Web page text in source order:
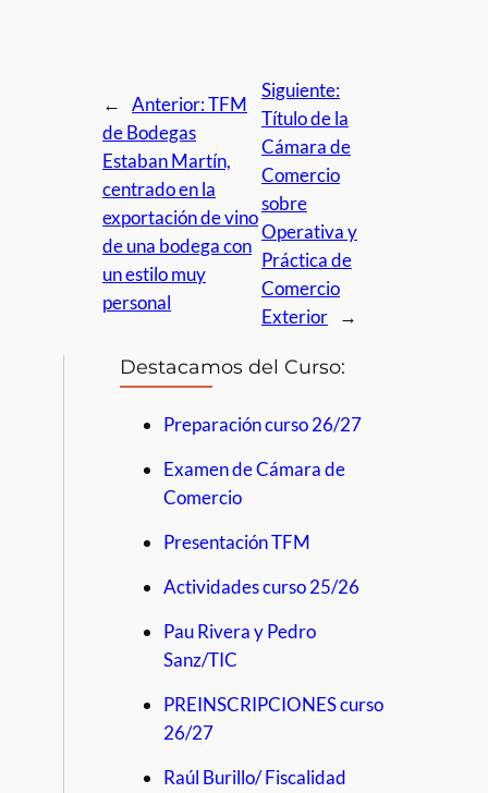
← Anterior:TFM
de Bodegas
Estaban Martín,
centrado en la
exportación de vino
de una bodega con
un estilo muy
personal
Siguiente:
Título de la
Cámara de
Comercio
sobre
Operativa y
Práctica de
Comercio
Exterior
→
Destacamos del Curso:
Preparación curso 26/27
Examen de Cámara de
Comercio
Presentación TFM
Actividades curso 25/26
Pau Rivera y Pedro
Sanz/TIC
PREINSCRIPCIONES curso
26/27
Raúl Burillo/ Fiscalidad